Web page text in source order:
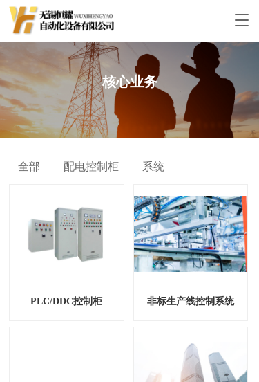
T
g
e
n
a
v
i
o
n
核心业务
全部 配电控制柜 系统
PLC/DDC控制柜 非标生产线控制系统